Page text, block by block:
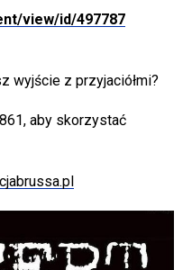
view/id/497787
wyjście z przyjaciółmi?
aby skorzystać